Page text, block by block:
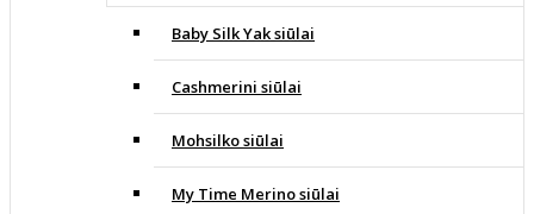
Baby Silk Yak siūlai
Cashmerini siūlai
Mohsilko siūlai
My Time Merino siūlai